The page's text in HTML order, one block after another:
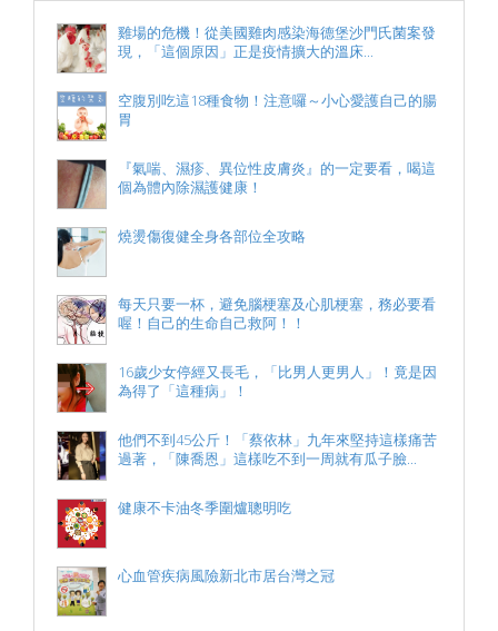
雞場的危機！從美國雞肉感染海德堡沙門氏菌案發
現，「這個原因」正是疫情擴大的溫床...
空腹別吃這18種食物！注意囉～小心愛護自己的腸
胃
『氣喘、濕疹、異位性皮膚炎』的一定要看，喝這
個為體內除濕護健康！
燒燙傷復健全身各部位全攻略
每天只要一杯，避免腦梗塞及心肌梗塞，務必要看
喔！自己的生命自己救阿！！
16歲少女停經又長毛，「比男人更男人」！竟是因
為得了「這種病」！
他們不到45公斤！「蔡依林」九年來堅持這樣痛苦
過著，「陳喬恩」這樣吃不到一周就有瓜子臉...
健康不卡油冬季圍爐聰明吃
心血管疾病風險新北市居台灣之冠